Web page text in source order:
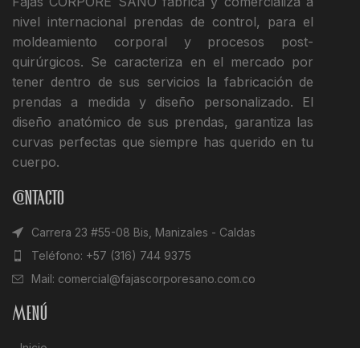
nivel internacional prendas de control, para el
moldeamiento corporal y procesos post-
quirúrgicos. Se caracteriza en el mercado por
tener dentro de sus servicios la fabricación de
prendas a medida y diseño personalizado. El
diseño anatómico de sus prendas, garantiza las
curvas perfectas que siempre has querido en tu
cuerpo.
Contacto
Carrera 23 #55-08 Bis, Manizales - Caldas
Teléfono: +57 (316) 744 9375
Mail: comercial@fajascorporesano.com.co
Menú